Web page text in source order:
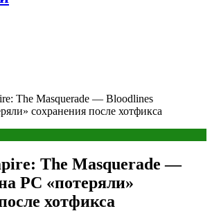
The Masquerade — Bloodlines
сохранения после хотфикса
The Masquerade —
PC «потеряли»
хотфикса